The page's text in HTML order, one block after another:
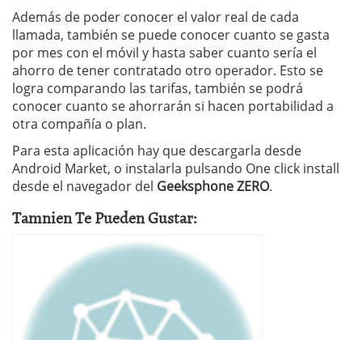
Además de poder conocer el valor real de cada
llamada, también se puede conocer cuanto se gasta
por mes con el móvil y hasta saber cuanto sería el
ahorro de tener contratado otro operador. Esto se
logra comparando las tarifas, también se podrá
conocer cuanto se ahorrarán si hacen portabilidad a
otra compañía o plan.
Para esta aplicación hay que descargarla desde
Android Market, o instalarla pulsando One click install
desde el navegador del Geeksphone ZERO.
Tamnien Te Pueden Gustar: